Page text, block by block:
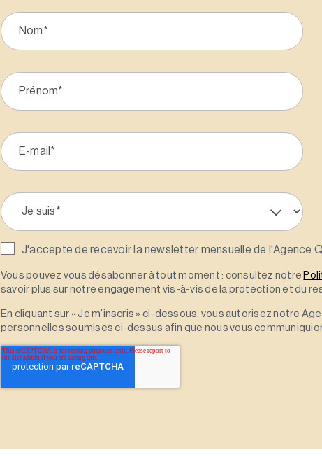
J'accepte de recevoir la newsletter mensuelle de l'Agence
Vous pouvez vous désabonner à tout moment : consultez notre
savoir plus sur notre engagement vis-à-vis de la protection et du
En cliquant sur « Je m'inscris » ci-dessous, vous autorisez notre
personnelles soumises ci-dessus afin que nous vous